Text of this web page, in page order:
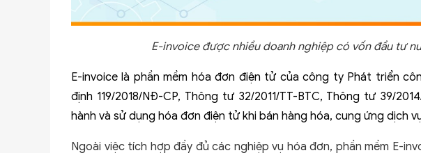
E-invoice được nhiều doanh nghiệp có vốn đầu tư
E-invoice là phần mềm hóa đơn điện tử của công ty Phát triển
định 119/2018/NĐ-CP, Thông tư 32/2011/TT-BTC, Thông tư 39/
hành và sử dụng hóa đơn điện tử khi bán hàng hóa, cung ứng dịch
Ngoài việc tích hợp đầy đủ các nghiệp vụ hóa đơn, phần mềm E-